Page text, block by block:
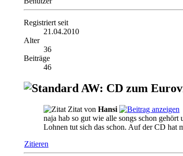
Registriert seit
21.04.2010
Alter
36
Beiträge
46
AW: CD zum
Zitat von Hansi
naja hab so gut wie alle songs schon gehört
Lohnen tut sich das schon. Auf der CD hat
Zitieren